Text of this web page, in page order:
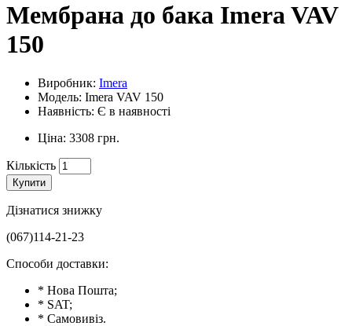
Мембрана до бака Imera VAV
150
Виробник: Imera
Модель: Imera VAV 150
Наявність: Є в наявності
Ціна: 3308 грн.
Кількість
Купити
Дізнатися знижку
(067)114-21-23
Способи доставки:
* Нова Пошта;
* SAT;
* Самовивіз.